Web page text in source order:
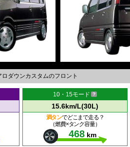
ダウンカスタムのフロント
10・15モード
15.6km/L(30L)
満タンでどこまで走る？
（燃費×タンク容量）
468 km